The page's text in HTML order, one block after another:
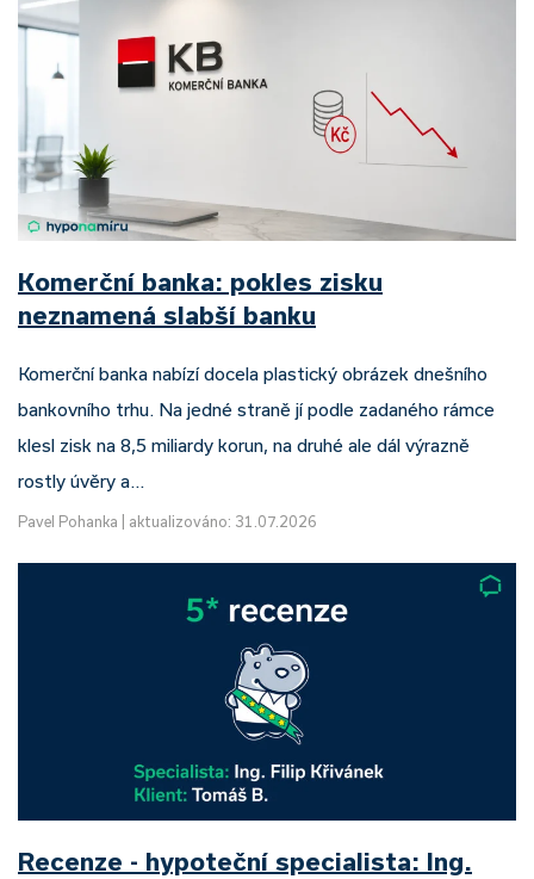
Komerční banka: pokles zisku
neznamená slabší banku
Komerční banka nabízí docela plastický obrázek dnešního
bankovního trhu. Na jedné straně jí podle zadaného rámce
klesl zisk na 8,5 miliardy korun, na druhé ale dál výrazně
rostly úvěry a…
Pavel Pohanka aktualizováno: 31.07.2026
Recenze - hypoteční specialista: Ing.